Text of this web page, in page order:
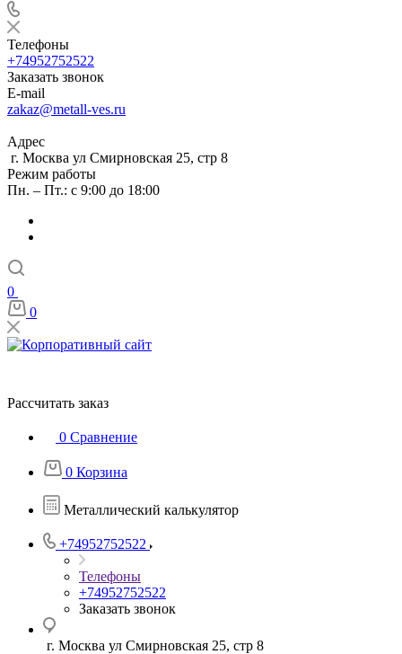
Телефоны
+74952752522
Заказать звонок
E-mail
zakaz@metall-ves.ru
Адрес
г. Москва ул Смирновская 25, стр 8
Режим работы
Пн. – Пт.: с 9:00 до 18:00
0
0
Рассчитать заказ
0 Сравнение
0 Корзина
Металлический калькулятор
+74952752522
Телефоны
+74952752522
Заказать звонок
г. Москва ул Смирновская 25, стр 8